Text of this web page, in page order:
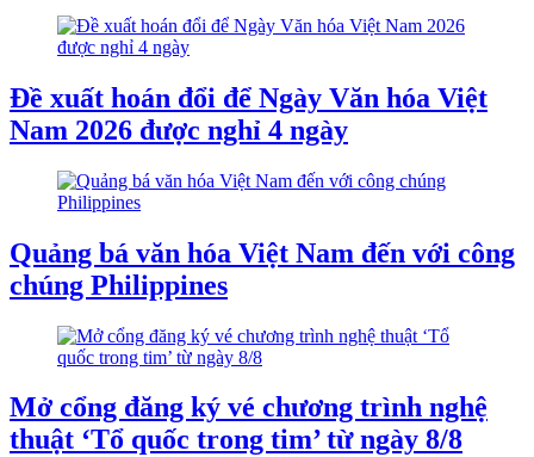
Đề xuất hoán đổi để Ngày Văn hóa Việt
Nam 2026 được nghỉ 4 ngày
Quảng bá văn hóa Việt Nam đến với công
chúng Philippines
Mở cổng đăng ký vé chương trình nghệ
thuật ‘Tổ quốc trong tim’ từ ngày 8/8